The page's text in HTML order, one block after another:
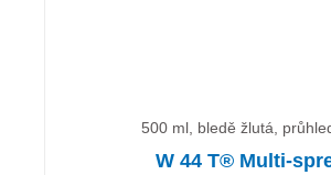
500 ml, bledě žlutá,
W 44 T® Multi-